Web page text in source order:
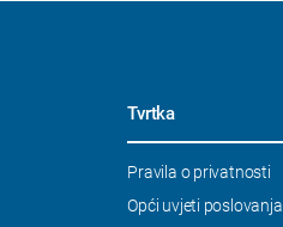
Tvrtka
Skip
Pravila o privatnosti
Opći uvjeti poslovanja